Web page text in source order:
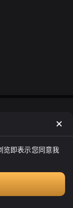
还有一个展示柜，摆
于原材料价格上涨，
感觉。北海道鹿饼售
览即表示您同意我